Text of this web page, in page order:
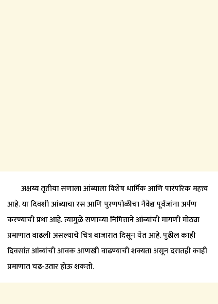
अक्षय्य तृतीया सणाला आंब्याला विशेष धार्मिक आणि पारंपरिक महत्त्व
आहे. या दिवशी आंब्याचा रस आणि पुरणपोळीचा नैवेद्य पूर्वजांना अर्पण
करण्याची प्रथा आहे. त्यामुळे सणाच्या निमित्ताने आंब्यांची मागणी मोठ्या
प्रमाणात वाढली असल्याचे चित्र बाजारात दिसून येत आहे. पुढील काही
दिवसांत आंब्यांची आवक आणखी वाढण्याची शक्यता असून दरातही काही
प्रमाणात चढ-उतार होऊ शकतो.